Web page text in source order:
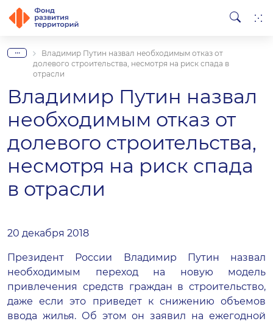
...
Владимир Путин назвал необходимым отказ от
долевого строительства, несмотря на риск спада в
отрасли
Владимир Путин назвал
необходимым отказ от
долевого строительства,
несмотря на риск спада
в отрасли
20 декабря 2018
Президент России Владимир Путин назвал
необходимым переход на новую модель
привлечения средств граждан в строительство,
даже если это приведет к снижению объемов
ввода жилья. Об этом он заявил на ежегодной